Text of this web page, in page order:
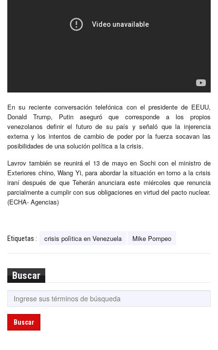
En su reciente conversación telefónica con el presidente de EEUU,
Donald Trump, Putin aseguró que corresponde a los propios
venezolanos definir el futuro de su país y señaló que la injerencia
externa y los intentos de cambio de poder por la fuerza socavan las
posibilidades de una solución política a la crisis.
Lavrov también se reunirá el 13 de mayo en Sochi con el ministro de
Exteriores chino, Wang Yi, para abordar la situación en torno a la crisis
iraní después de que Teherán anunciara este miércoles que renuncia
parcialmente a cumplir con sus obligaciones en virtud del pacto nuclear.
(ECHA- Agencias)
Etiquetas : crisis polìtica en Venezuela Mike Pompeo
Buscar
Buscar